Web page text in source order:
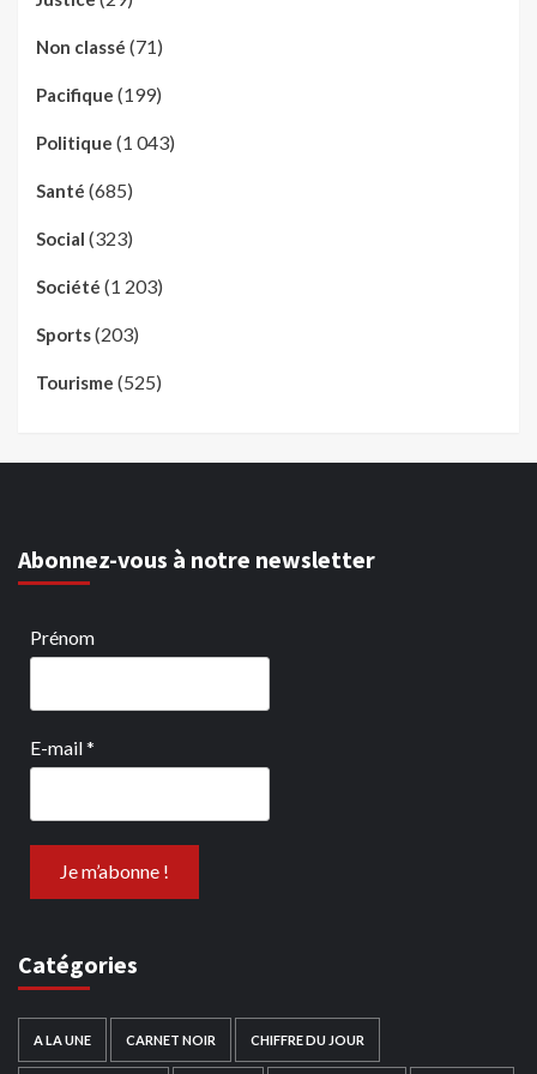
Non classé (71)
Pacifique (199)
Politique (1 043)
Santé (685)
Social (323)
Société (1 203)
Sports(203)
Tourisme (525)
Abonnez-vous à notre newsletter
Prénom
E-mail*
Catégories
A LA UNE CARNET NOIR CHIFFRE DU JOUR